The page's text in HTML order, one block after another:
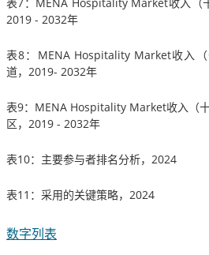
2019 - 2032年
表8：MENA Hospitality Market收入
道，2019- 2032年
表9：MENA Hospitality Market收入（
区，2019 - 2032年
表10：主要参与者排名分析，2024
表11：采用的关键策略，2024
数字列表